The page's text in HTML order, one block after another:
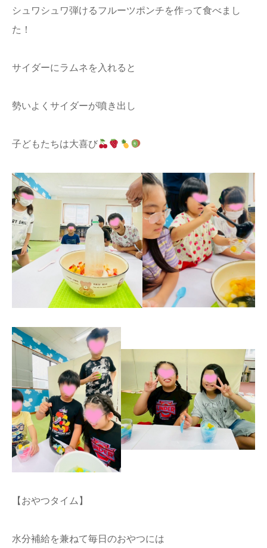
シュワシュワ弾けるフルーツポンチを作って食べまし
た！
サイダーにラムネを入れると
勢いよくサイダーが噴き出し
子どもたちは大喜び
【おやつタイム】
水分補給を兼ねて毎日のおやつには